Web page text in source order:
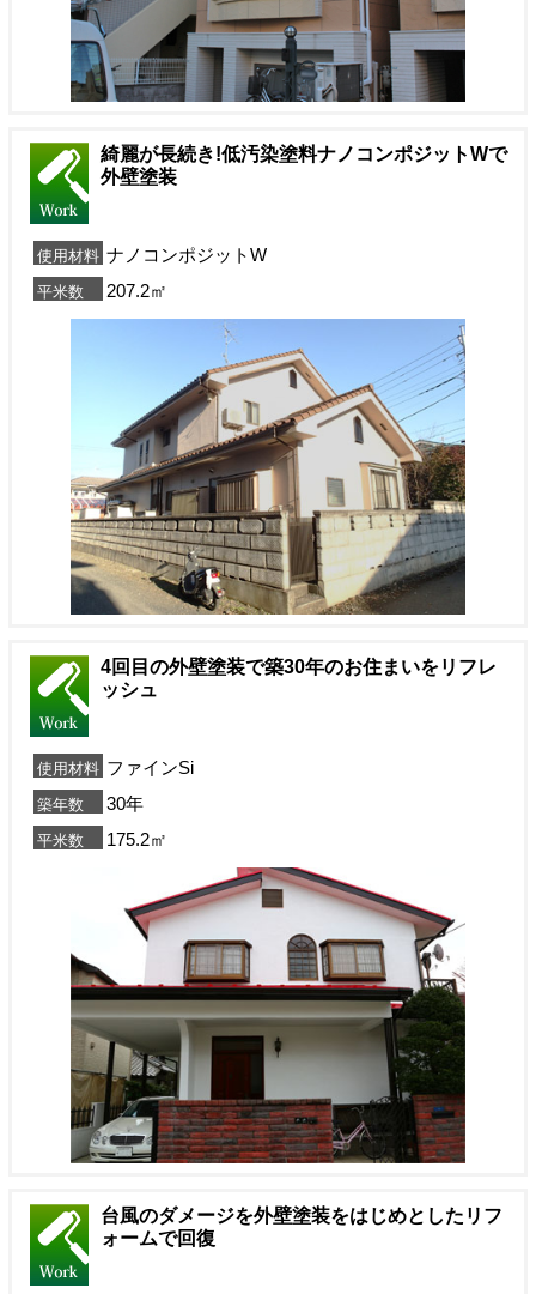
綺麗が長続き!低汚染塗料ナノコンポジットWで
外壁塗装
使用材料 ナノコンポジットW
平米数 207.2㎡
4回目の外壁塗装で築30年のお住まいをリフレ
ッシュ
使用材料 ファインSi
築年数 30年
平米数 175.2㎡
台風のダメージを外壁塗装をはじめとしたリフ
ォームで回復